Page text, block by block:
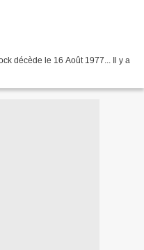
décède le 16 Août 1977... Il y a